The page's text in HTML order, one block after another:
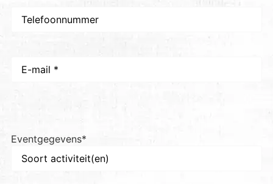
mail*
Eventgegevens*